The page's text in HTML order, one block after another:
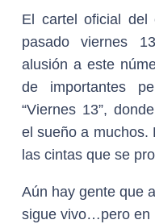
El cartel oficial del
pasado viernes
alusión a este
de importantes
“Viernes 13”,
el sueño a muchos.
las cintas que se
Aún hay gente que
sigue vivo…pero en